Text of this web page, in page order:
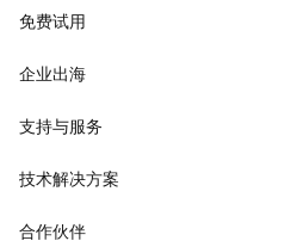
免费试用
企业出海
支持与服务
技术解决方案
合作伙伴